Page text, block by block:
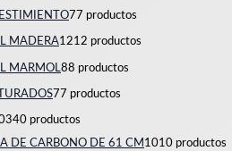
77 productos
MADERA1212 productos
MARMOL88 productos
77 productos
340 productos
DE CARBONO DE 61 CM 1010 productos